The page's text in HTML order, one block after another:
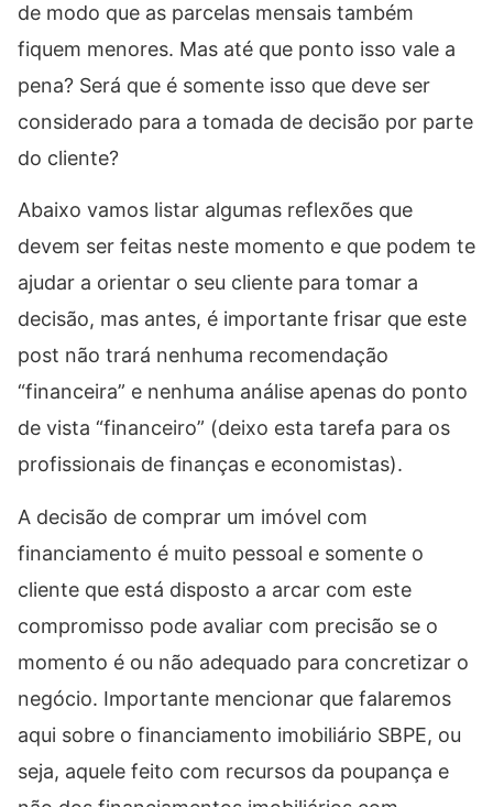
de modo que as parcelas mensais também
fiquem menores. Mas até que ponto isso vale a
pena? Será que é somente isso que deve ser
considerado para a tomada de decisão por parte
do cliente?
Abaixo vamos listar algumas reflexões que
devem ser feitas neste momento e que podem te
ajudar a orientar o seu cliente para tomar a
decisão, mas antes, é importante frisar que este
post não trará nenhuma recomendação
“financeira” e nenhuma análise apenas do ponto
de vista “financeiro” (deixo esta tarefa para os
profissionais de finanças e economistas).
A decisão de comprar um imóvel com
financiamento é muito pessoal e somente o
cliente que está disposto a arcar com este
compromisso pode avaliar com precisão se o
momento é ou não adequado para concretizar o
negócio. Importante mencionar que falaremos
aqui sobre o financiamento imobiliário SBPE, ou
seja, aquele feito com recursos da poupança e